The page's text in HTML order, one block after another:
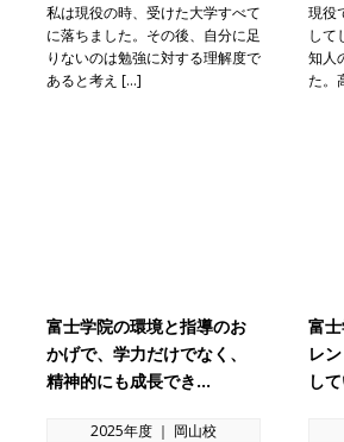
私は現役の時、受けた大学すべて
に落ちました。その後、自分に足
りないのは勉強に対する理解度で
あると考え […]
現役
して
知人
た。
富士学院の環境と指導のお
かげで、学力だけでなく、
精神的にも成長でき…
2025年度 ｜ 岡山校
富
レ
し